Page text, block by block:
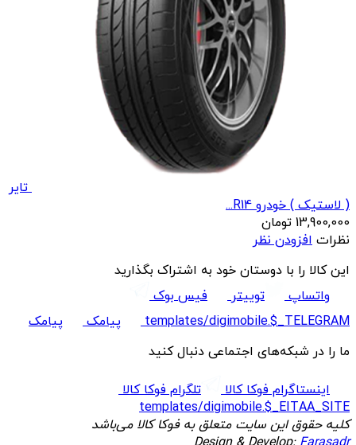
تایر
( لاستیک ) خودرو R14...
13,900,000 تومان
نظرات افزودن نظر
این کالا را با دوستان خود به اشتراک بگذارید
واتساپ
توییتر
فیس بوک
templates/digimobile.$_TELEGRAM
پیامک
پیامک
ما را در شبکه‌های اجتماعی دنبال کنید
اینستاگرام فوکا کالا
تلگرام فوکا کالا
templates/digimobile.$_EITAA_SITE
کلیه حقوق این سایت متعلق به فوکا کالا می‌باشد